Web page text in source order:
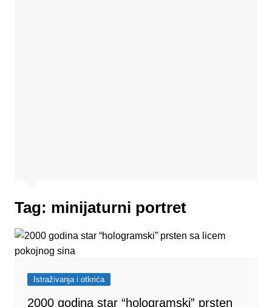
Tag: minijaturni portret
Istraživanja i otkrića
2000 godina star “hologramski” prsten